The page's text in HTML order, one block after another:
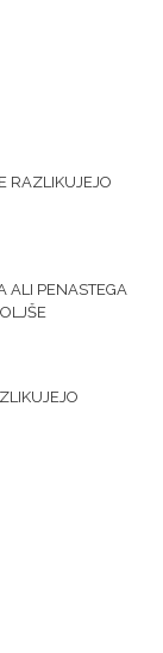
RAZLIKUJEJO
ALI PENASTEGA